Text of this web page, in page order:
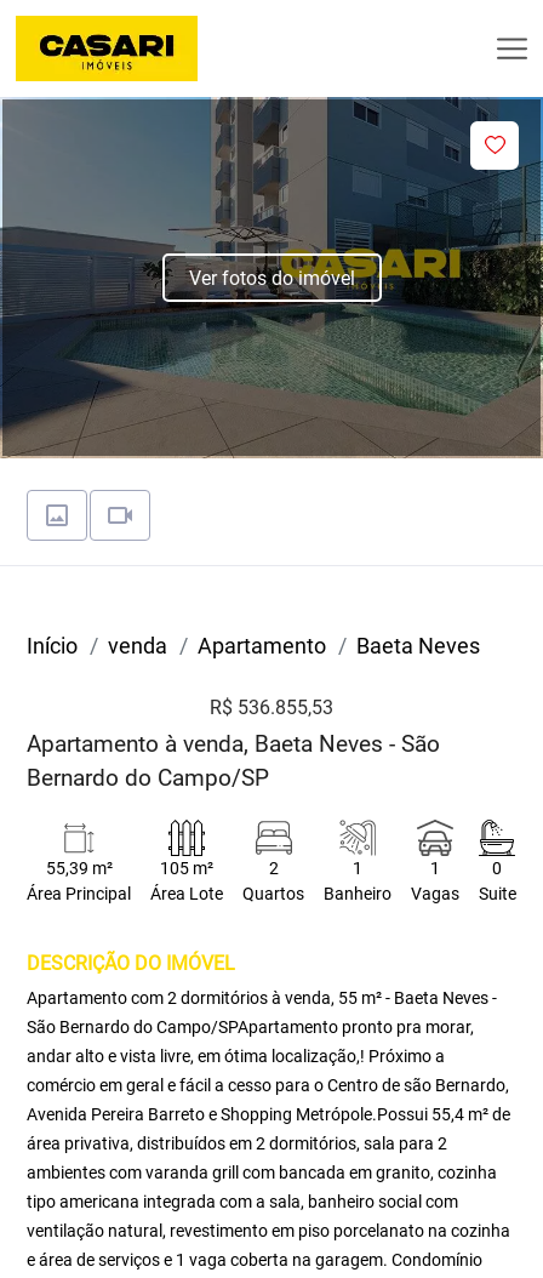
Ver fotos do imóvel
Início venda Apartamento Baeta Neves
R$ 536.855,53
Apartamento à venda, Baeta Neves - São
Bernardo do Campo/SP
55,39 m²
Área Principal
105 m²
Área Lote
2
Quartos
1
Banheiro
1
Vagas
0
Suite
DESCRIÇÃO DO IMÓVEL
Apartamento com 2 dormitórios à venda, 55 m² - Baeta Neves -
São Bernardo do Campo/SPApartamento pronto pra morar,
andar alto e vista livre, em ótima localização,! Próximo a
comércio em geral e fácil a cesso para o Centro de são Bernardo,
Avenida Pereira Barreto e Shopping Metrópole.Possui 55,4 m² de
área privativa, distribuídos em 2 dormitórios, sala para 2
ambientes com varanda grill com bancada em granito, cozinha
tipo americana integrada com a sala, banheiro social com
ventilação natural, revestimento em piso porcelanato na cozinha
e área de serviços e 1 vaga coberta na garagem. Condomínio